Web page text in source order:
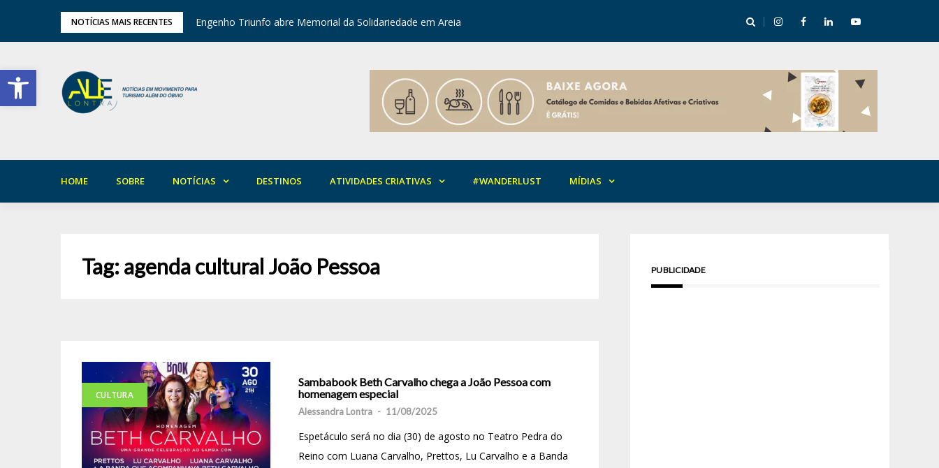
Barra de Ferramentas Aberta
NOTÍCIAS MAIS RECENTES
de Inverno das Serras Engenho Triunfo abre Memorial da Solidariedade em Areia Mirian Rocha abre mentoria de storytelling com 10 vagas
HOME SOBRE NOTÍCIAS DESTINOS ATIVIDADES CRIATIVAS #WANDERLUST MÍDIAS
Tag:agenda cultural João Pessoa
CULTURA
Sambabook Beth Carvalho chega a João Pessoa com
homenagem especial
Alessandra Lontra - 11/08/2025
Espetáculo será no dia (30) de agosto no Teatro Pedra do
Reino com Luana Carvalho, Prettos, Lu Carvalho e a Banda
PUBLICIDADE